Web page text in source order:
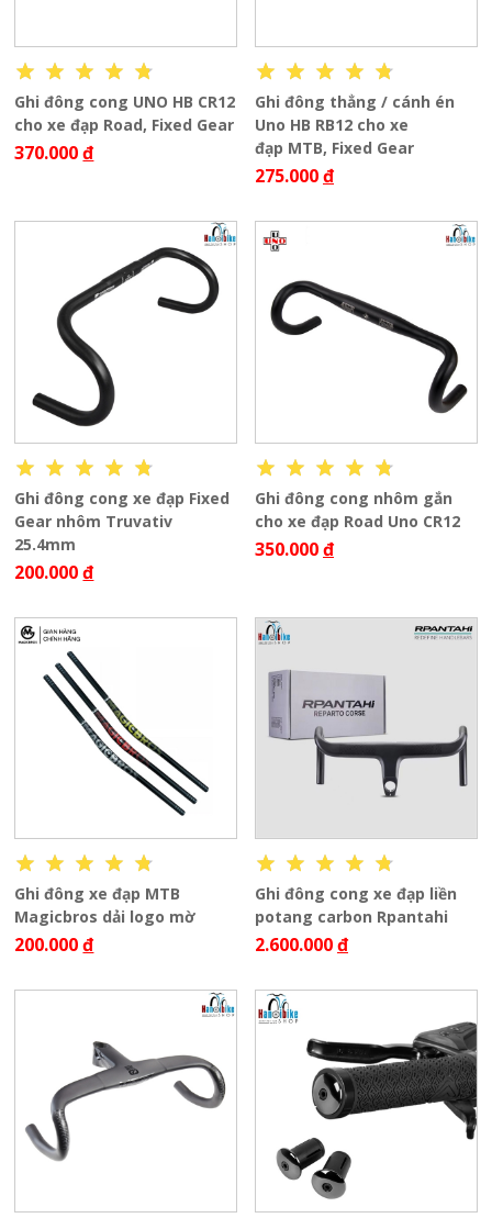
Ghi đông cong UNO HB CR12
cho xe đạp Road, Fixed Gear
370.000đ
Ghi đông thẳng / cánh én
Uno HB RB12 cho xe
đạp MTB, Fixed Gear
275.000đ
Ghi đông cong xe đạp Fixed
Gear nhôm Truvativ
25.4mm
200.000đ
Ghi đông cong nhôm gắn
cho xe đạp Road Uno CR12
350.000đ
Ghi đông xe đạp MTB
Magicbros dải logo mờ
200.000đ
Ghi đông cong xe đạp liền
potang carbon Rpantahi
2.600.000đ